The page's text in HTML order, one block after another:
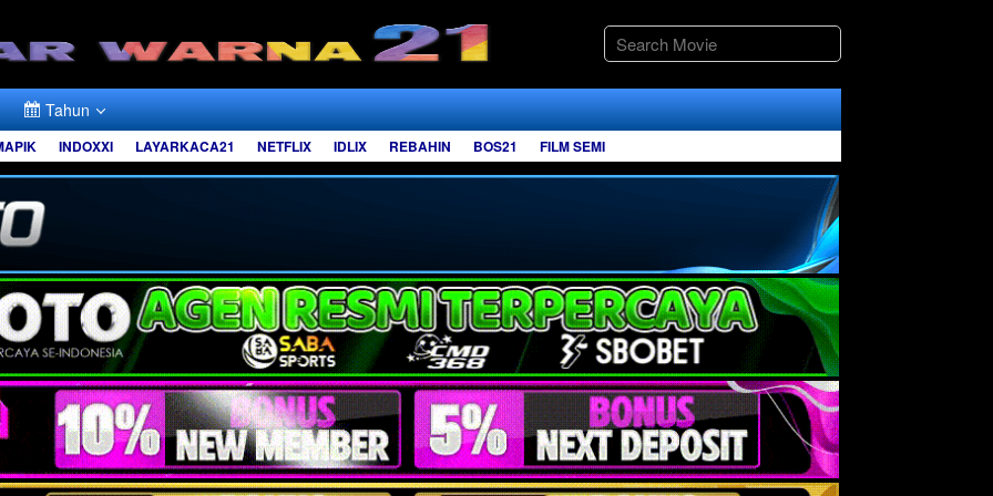
Tahun
INDOXXI LAYARKACA21 NETFLIX IDLIX REBAHIN BOS21 FILM SEMI